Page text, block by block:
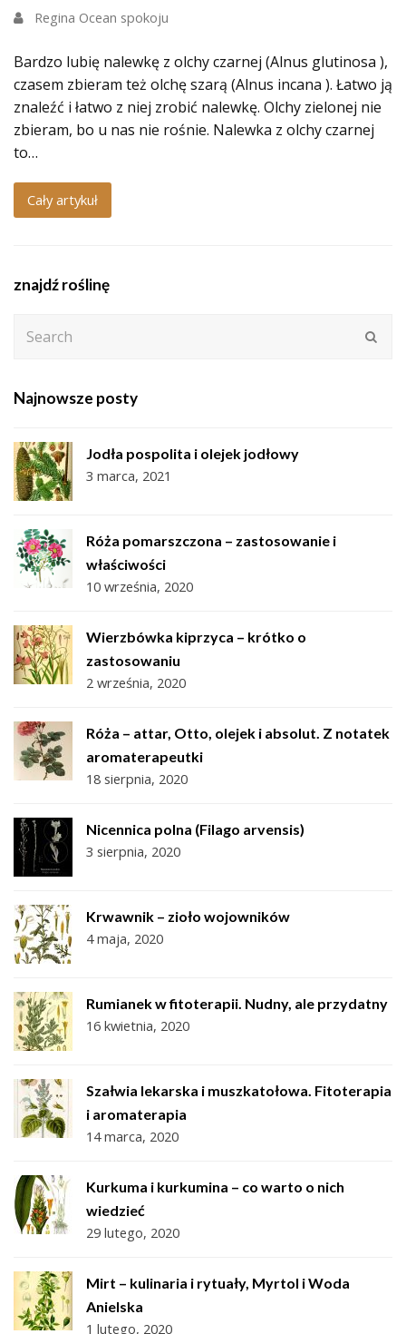
Regina Ocean spokoju
Bardzo lubię nalewkę z olchy czarnej (Alnus glutinosa ),
czasem zbieram też olchę szarą (Alnus incana ). Łatwo ją
znaleźć i łatwo z niej zrobić nalewkę. Olchy zielonej nie
zbieram, bo u nas nie rośnie. Nalewka z olchy czarnej
to…
Cały artykuł
znajdź roślinę
Najnowsze posty
Jodła pospolita i olejek jodłowy
3 marca, 2021
Róża pomarszczona – zastosowanie i
właściwości
10 września, 2020
Wierzbówka kiprzyca – krótko o
zastosowaniu
2 września, 2020
Róża – attar, Otto, olejek i absolut. Z notatek
aromaterapeutki
18 sierpnia, 2020
Nicennica polna (Filago arvensis)
3 sierpnia, 2020
Krwawnik – zioło wojowników
4 maja, 2020
Rumianek w fitoterapii. Nudny, ale przydatny
16 kwietnia, 2020
Szałwia lekarska i muszkatołowa. Fitoterapia
i aromaterapia
14 marca, 2020
Kurkuma i kurkumina – co warto o nich
wiedzieć
29 lutego, 2020
Mirt – kulinaria i rytuały, Myrtol i Woda
Anielska
1 lutego, 2020